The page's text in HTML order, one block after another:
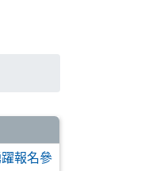
報名參